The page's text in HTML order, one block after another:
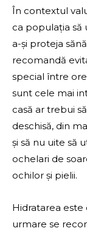
În contextul
ca populația
a-și proteja
recomandă
special între
sunt cele mai
casă ar trebui
deschisă, din
și să nu uite să
ochelari de
ochilor și pielii.
Hidratarea este
urmare se